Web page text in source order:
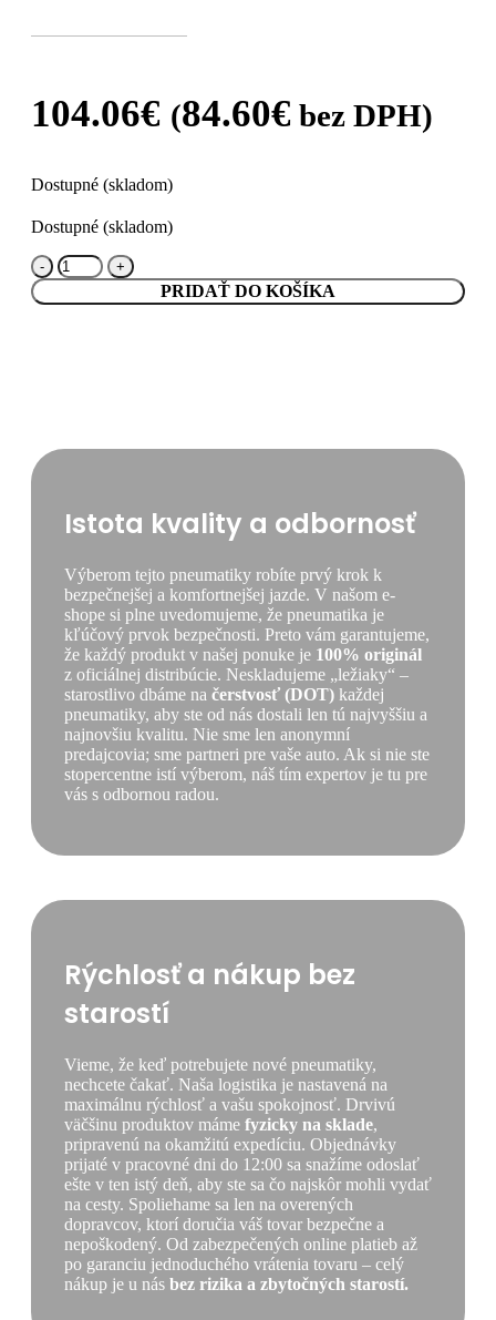
104.06€ (84.60€ bez DPH)
Dostupné (skladom)
Dostupné (skladom)
množstvo
Barum
195/50
PRIDAŤ DO KOŠÍKA
Istota kvality a odbornosť
Výberom tejto pneumatiky robíte prvý krok k
bezpečnejšej a komfortnejšej jazde. V našom e-
shope si plne uvedomujeme, že pneumatika je
kľúčový prvok bezpečnosti. Preto vám garantujeme,
že každý produkt v našej ponuke je 100% originál
z oficiálnej distribúcie. Neskladujeme „ležiaky“ –
starostlivo dbáme na čerstvosť (DOT) každej
pneumatiky, aby ste od nás dostali len tú najvyššiu a
najnovšiu kvalitu. Nie sme len anonymní
predajcovia; sme partneri pre vaše auto. Ak si nie ste
stopercentne istí výberom, náš tím expertov je tu pre
vás s odbornou radou.
Rýchlosť a nákup bez
starostí
Vieme, že keď potrebujete nové pneumatiky,
nechcete čakať. Naša logistika je nastavená na
maximálnu rýchlosť a vašu spokojnosť. Drvivú
väčšinu produktov máme fyzicky na sklade,
pripravenú na okamžitú expedíciu. Objednávky
prijaté v pracovné dni do 12:00 sa snažíme odoslať
ešte v ten istý deň, aby ste sa čo najskôr mohli vydať
na cesty. Spoliehame sa len na overených
dopravcov, ktorí doručia váš tovar bezpečne a
nepoškodený. Od zabezpečených online platieb až
po garanciu jednoduchého vrátenia tovaru – celý
nákup je u nás bez rizika a zbytočných starostí.